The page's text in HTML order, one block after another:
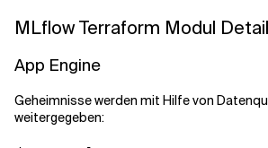
MLflow Terraform Modul
App Engine
Geheimnisse werden mit Hilfe von
weitergegeben: